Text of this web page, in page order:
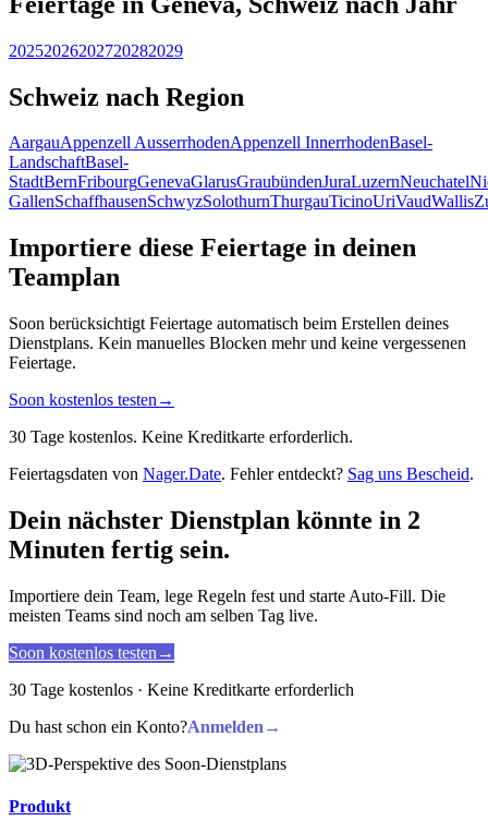
20252026202720282029
Schweiz nach Region
AargauAppenzell AusserrhodenAppenzell InnerrhodenBasel-
LandschaftBasel-
StadtBernFribourgGenevaGlarusGraubündenJuraLuzernNeuchatel
GallenSchaffhausenSchwyzSolothurnThurgauTicinoUriVaudWallis
Importiere diese Feiertage in deinen
Teamplan
Soon berücksichtigt Feiertage automatisch beim Erstellen deines
Dienstplans. Kein manuelles Blocken mehr und keine vergessenen
Feiertage.
Soon kostenlos testen →
30 Tage kostenlos. Keine Kreditkarte erforderlich.
Feiertagsdaten von Nager.Date. Fehler entdeckt? Sag uns Bescheid.
Dein nächster Dienstplan könnte in 2
Minuten fertig sein.
Importiere dein Team, lege Regeln fest und starte Auto-Fill. Die
meisten Teams sind noch am selben Tag live.
Soon kostenlos testen →
30 Tage kostenlos · Keine Kreditkarte erforderlich
Du hast schon ein Konto?Anmelden →
Produkt